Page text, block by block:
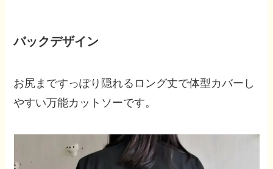
バックデザイン
お尻まですっぽり隠れるロング丈で体型カバーし
やすい万能カットソーです。